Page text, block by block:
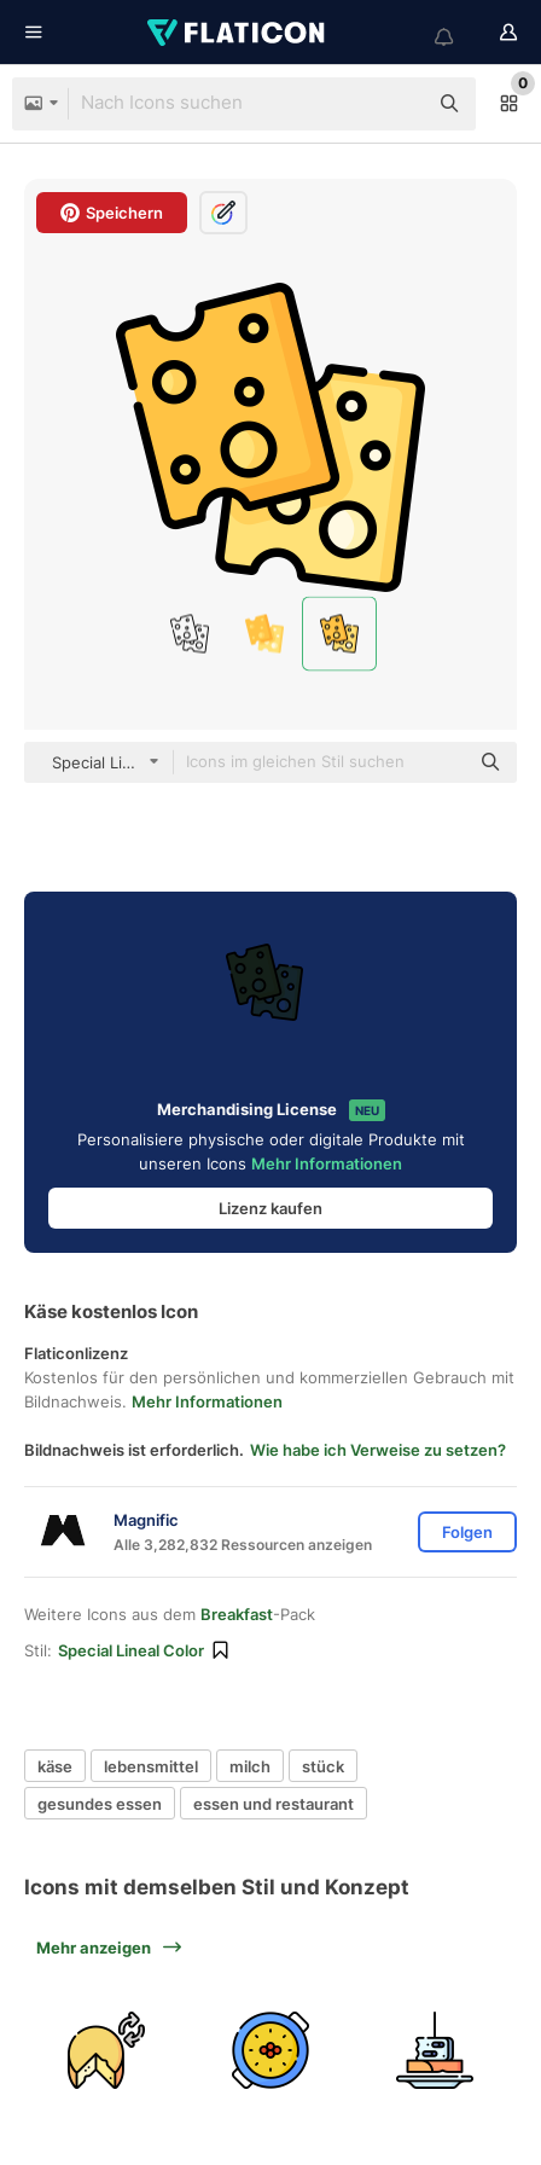
0
Speichern
Special Lineal color
Merchandising License NEU
Personalisiere physische oder digitale Produkte mit
unseren Icons Mehr Informationen
Lizenz kaufen
Käse kostenlos Icon
Flaticonlizenz
Kostenlos für den persönlichen und kommerziellen Gebrauch mit
Bildnachweis. Mehr Informationen
Bildnachweis ist erforderlich. Wie habe ich Verweise zu setzen?
Magnific
Alle 3,282,832 Ressourcen anzeigen
Folgen
Weitere Icons aus dem Breakfast-Pack
Stil: Special Lineal Color
käse lebensmittel milch
stück
gesundes essen
essen und restaurant
Icons mit demselben Stil und Konzept
Mehr anzeigen